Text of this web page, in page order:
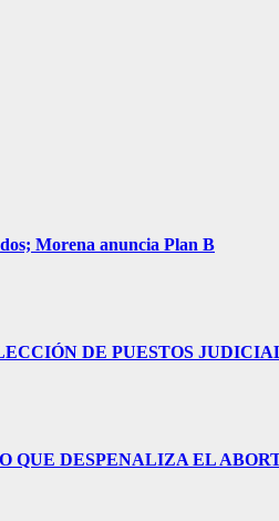
Morena anuncia Plan B
DE PUESTOS
QUE DESPENALIZA EL